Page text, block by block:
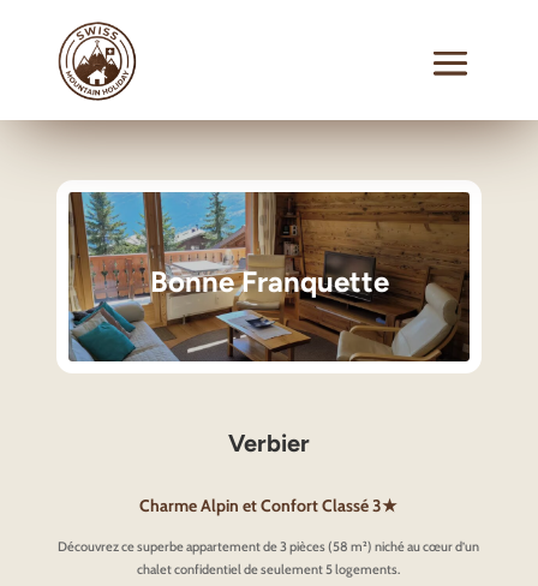
Bonne Franquette
Verbier
Charme Alpin et Confort Classé 3★
Découvrez ce superbe appartement de 3 pièces (58 m²) niché au cœur d’un
chalet confidentiel de seulement 5 logements.